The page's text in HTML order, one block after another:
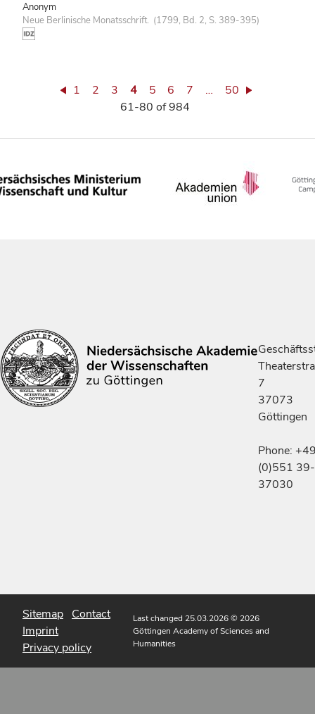
Anonym
Neue Berlinische Monatsschrift. (1799, Bd. 2, S. 389-395)
1 2 3 4 5 6 7 …
50
61-80 of 984
7
37073
Göttingen
Phone:
(0)551 39-
37030
Sitemap Contact
Imprint
Privacy policy
Last changed 25.03.2026© 2026
Göttingen Academy of Sciences and
Humanities